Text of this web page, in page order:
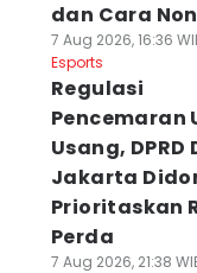
dan Cara
7 Aug 2026, 16:36
Esports
Regulasi
Pencemaran
Usang, DPRD
Jakarta
Prioritaskan
Perda
7 Aug 2026, 21:38